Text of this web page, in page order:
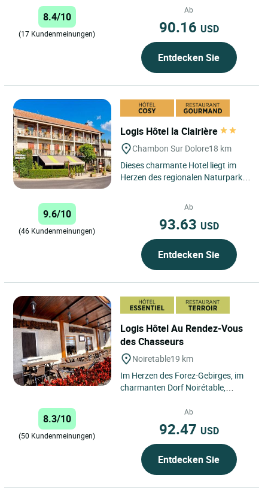
8.4/10
(17 Kundenmeinungen)
Ab
90.16 USD
Entdecken Sie
Logis Hôtel la Clairière
Chambon Sur Dolore18 km
Dieses charmante Hotel liegt im
Herzen des regionalen Naturparks
9.6/10
(46 Kundenmeinungen)
Ab
93.63 USD
Entdecken Sie
Logis Hôtel Au Rendez-Vous
des Chasseurs
Noiretable19 km
Im Herzen des Forez-Gebirges, im
charmanten Dorf Noirétable,
Rendez-Vous des Chasseurs...
8.3/10
(50 Kundenmeinungen)
Ab
92.47 USD
Entdecken Sie